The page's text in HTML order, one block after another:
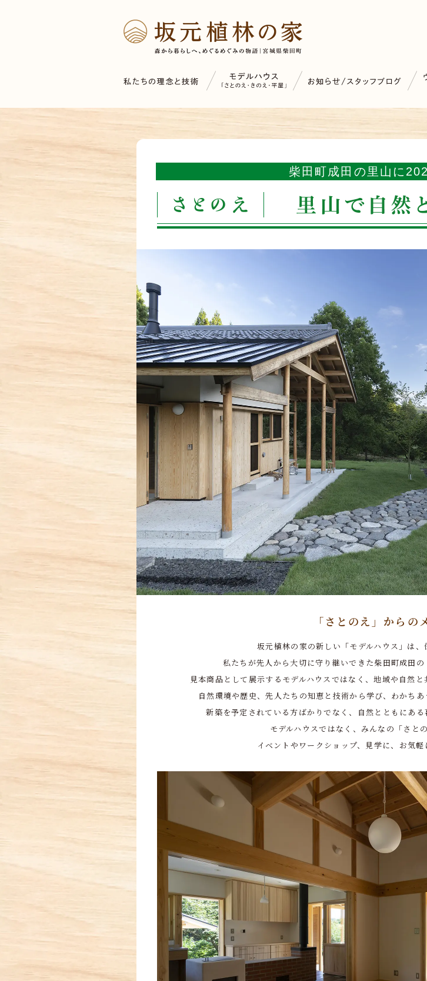
柴田町成田の里山に
「さとのえ」からの
坂元植林の家の新しい「モデルハウス」は、
私たちが先人から大切に守り継いできた柴田町成田の
見本商品として展示するモデルハウスではなく、地域や自然
自然環境や歴史、先人たちの知恵と技術から学び、わかち
新築を予定されている方ばかりでなく、自然とともにあ
モデルハウスではなく、みんなの「さと
イベントやワークショップ、見学に、お気軽